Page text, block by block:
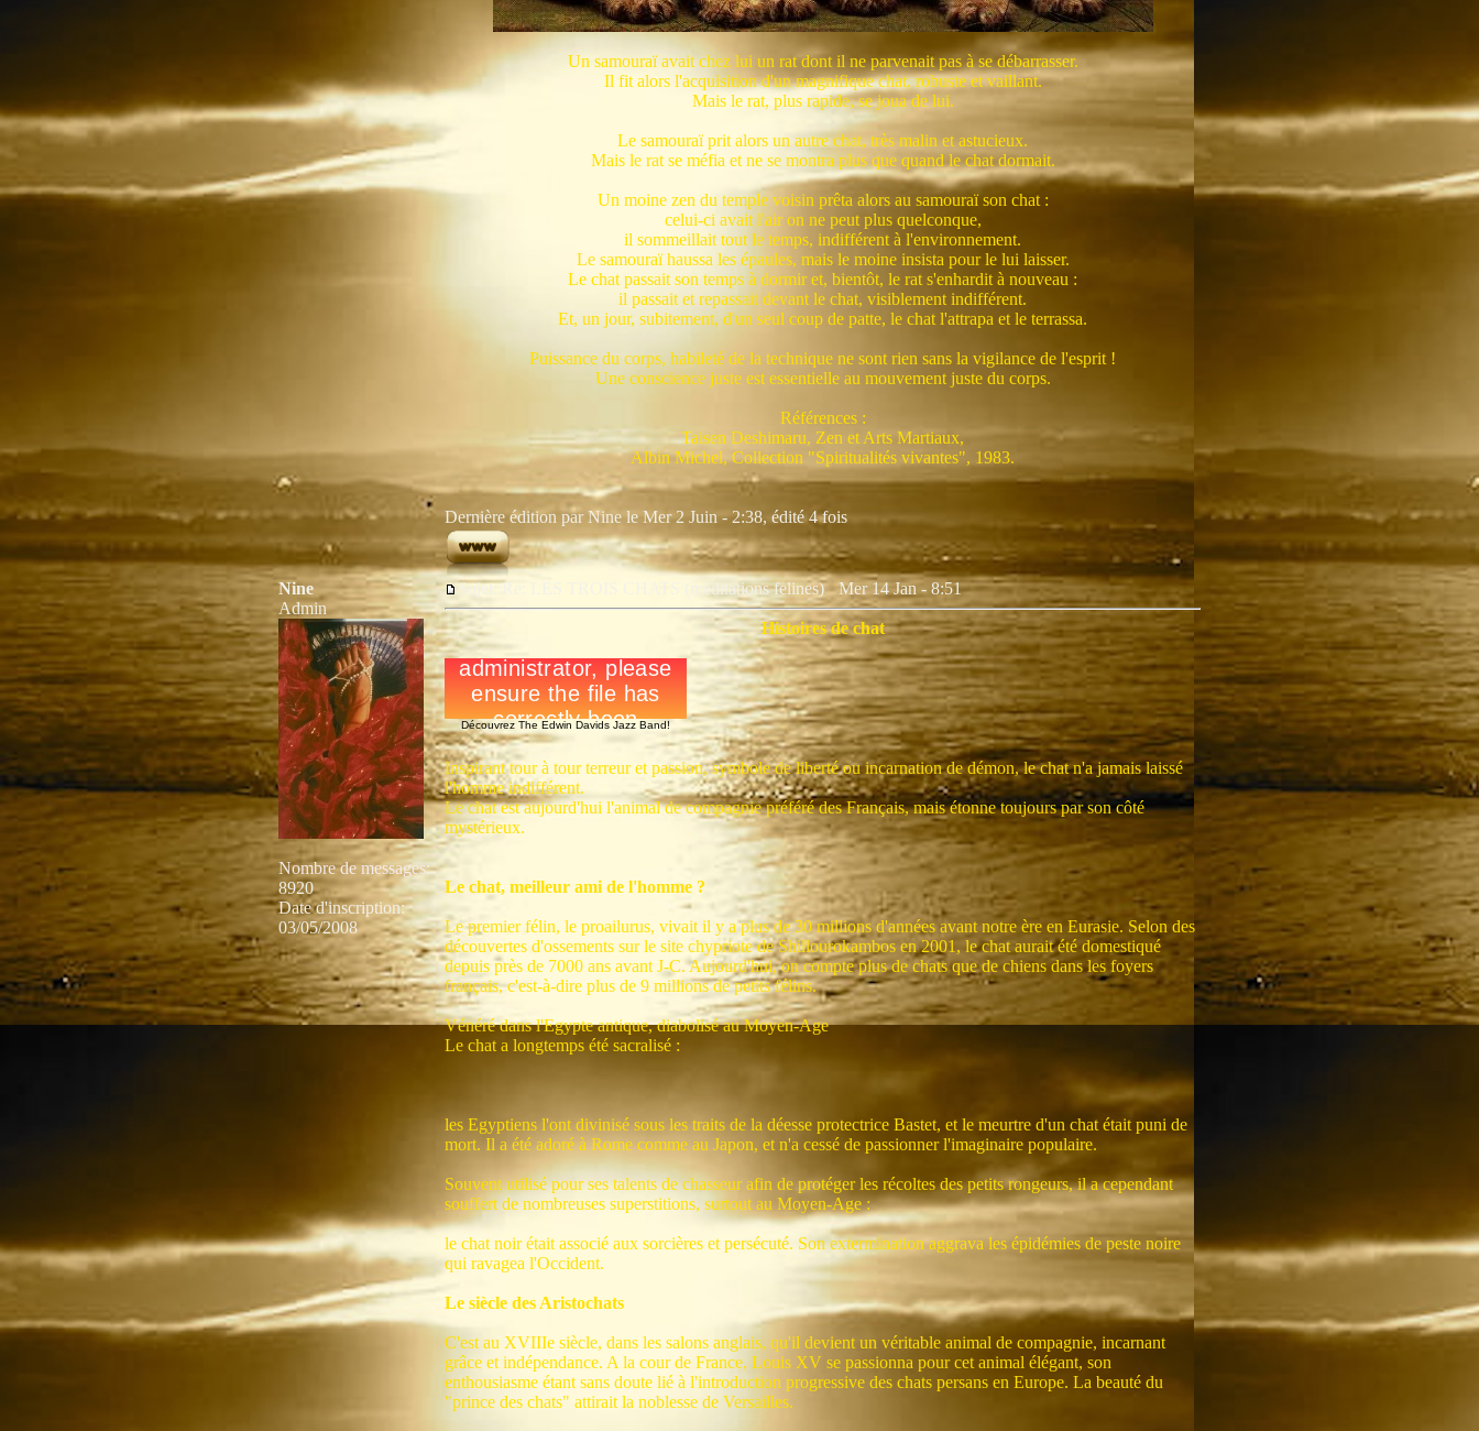
Un samouraï avait chez lui un rat dont il ne parvenait pas à se débarrasser.
Il fit alors l'acquisition d'un magnifique chat, robuste et vaillant.
Mais le rat, plus rapide, se joua de lui.
Le samouraï prit alors un autre chat, très malin et astucieux.
Mais le rat se méfia et ne se montra plus que quand le chat dormait.
Un moine zen du temple voisin prêta alors au samouraï son chat :
celui-ci avait l'air on ne peut plus quelconque,
il sommeillait tout le temps, indifférent à l'environnement.
Le samouraï haussa les épaules, mais le moine insista pour le lui laisser.
Le chat passait son temps à dormir et, bientôt, le rat s'enhardit à nouveau :
il passait et repassait devant le chat, visiblement indifférent.
Et, un jour, subitement, d'un seul coup de patte, le chat l'attrapa et le terrassa.
Puissance du corps, habileté de la technique ne sont rien sans la vigilance de l'esprit !
Une conscience juste est essentielle au mouvement juste du corps.
Références :
Taisen Deshimaru, Zen et Arts Martiaux,
Albin Michel, Collection "Spiritualités vivantes", 1983.
Dernière édition par Nine le Mer 2 Juin - 2:38, édité 4 fois
Nine
Admin
Nombre de messages:
8920
Date d'inscription:
03/05/2008
Sujet: Re: LES TROIS CHATS (méditations felines)Mer 14 Jan - 8:51
Histoires de chat
Découvrez The Edwin Davids Jazz Band!
Inspirant tour à tour terreur et passion, symbole de liberté ou incarnation de démon, le chat n'a jamais laissé
l'homme indifférent.
Le chat est aujourd'hui l'animal de compagnie préféré des Français, mais étonne toujours par son côté
mystérieux.
Le chat, meilleur ami de l'homme ?
Le premier félin, le proailurus, vivait il y a plus de 30 millions d'années avant notre ère en Eurasie. Selon des
découvertes d'ossements sur le site chypriote de Shillourokambos en 2001, le chat aurait été domestiqué
depuis près de 7000 ans avant J-C. Aujourd'hui, on compte plus de chats que de chiens dans les foyers
français, c'est-à-dire plus de 9 millions de petits félins.
Vénéré dans l'Egypte antique, diabolisé au Moyen-Age
Le chat a longtemps été sacralisé :
les Egyptiens l'ont divinisé sous les traits de la déesse protectrice Bastet, et le meurtre d'un chat était puni de
mort. Il a été adoré à Rome comme au Japon, et n'a cessé de passionner l'imaginaire populaire.
Souvent utilisé pour ses talents de chasseur afin de protéger les récoltes des petits rongeurs, il a cependant
souffert de nombreuses superstitions, surtout au Moyen-Age :
le chat noir était associé aux sorcières et persécuté. Son extermination aggrava les épidémies de peste noire
qui ravagea l'Occident.
Le siècle des Aristochats
C'est au XVIIIe siècle, dans les salons anglais, qu'il devient un véritable animal de compagnie, incarnant
grâce et indépendance. A la cour de France, Louis XV se passionna pour cet animal élégant, son
enthousiasme étant sans doute lié à l'introduction progressive des chats persans en Europe. La beauté du
"prince des chats" attirait la noblesse de Versailles.